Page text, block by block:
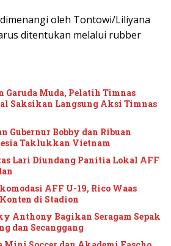
oleh Tontowi/Liliyana
ditentukan melalui rubber
Garuda Muda, Pelatih Timnas
Saksikan Langsung Aksi Timnas
Gubernur Bobby dan Ribuan
Taklukkan Vietnam
Lari Diundang Panitia Lokal AFF
AFF U-19, Rico Waas
di Stadion
Anthony Bagikan Seragam Sepak
dan Secanggang